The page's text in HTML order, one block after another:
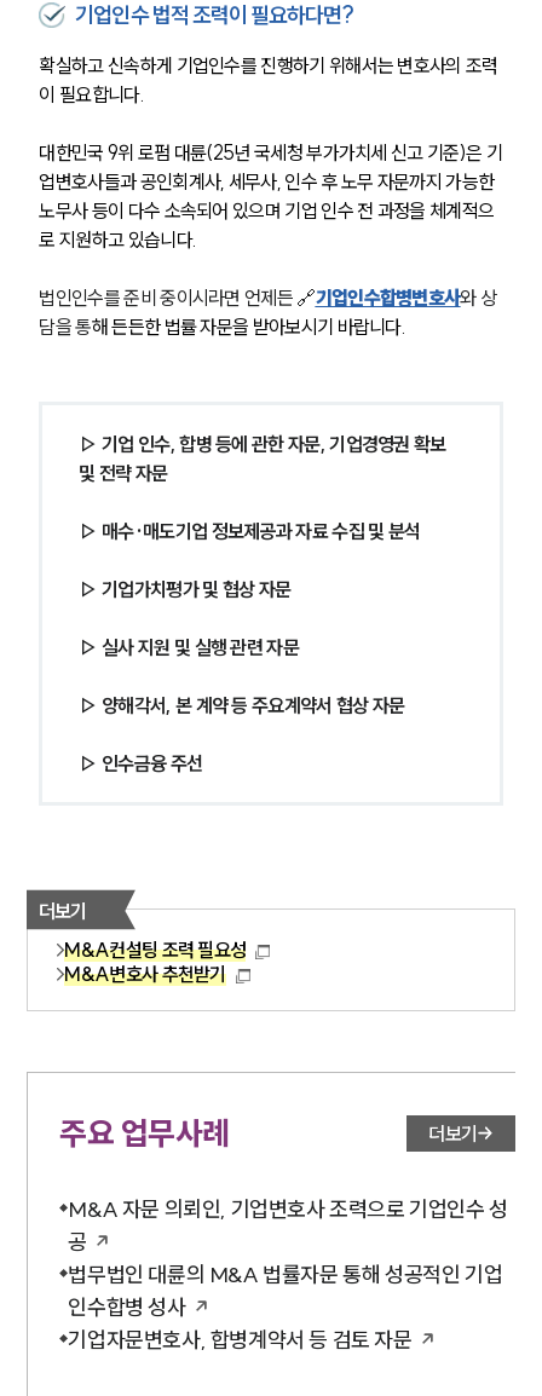
기업인수 법적 조력이 필요하다면?
확실하고 신속하게 기업인수를 진행하기 위해서는 변호사의 조력
이 필요합니다.
대한민국 9위 로펌 대륜(25년 국세청 부가가치세 신고 기준)은 기
업변호사들과 공인회계사, 세무사, 인수 후 노무 자문까지 가능한
노무사 등이 다수 소속되어 있으며 기업 인수 전 과정을 체계적으
로 지원하고 있습니다.
법인인수를 준비 중이시라면 언제든 🔗기업인수합병변호사와 상
담을 통해 든든한 법률 자문을 받아보시기 바랍니다.
▷ 기업 인수, 합병 등에 관한 자문, 기업경영권 확보
및 전략 자문
▷ 매수·매도기업 정보제공과 자료 수집 및 분석
▷ 기업가치평가 및 협상 자문
▷ 실사 지원 및 실행 관련 자문
▷ 양해각서, 본 계약 등 주요계약서 협상 자문
▷ 인수금융 주선
더보기
M&A컨설팅 조력 필요성
M&A변호사 추천받기
주요 업무사례 더보기
M&A 자문 의뢰인, 기업변호사 조력으로 기업인수 성
공
법무법인 대륜의 M&A 법률자문 통해 성공적인 기업
인수합병 성사
기업자문변호사, 합병계약서 등 검토 자문